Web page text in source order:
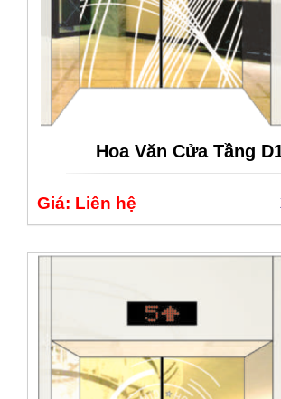
Hoa Văn Cửa Tầng
Giá: Liên hệ